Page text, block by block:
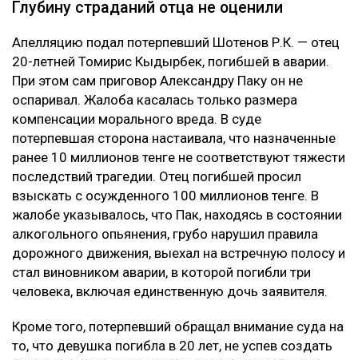
Глубину страданий отца не оценили
Апелляцию подал потерпевший Шотенов Р.К. — отец
20-летней Томирис Кыдырбек, погибшей в аварии.
При этом сам приговор Александру Паку он не
оспаривал. Жалоба касалась только размера
компенсации морального вреда. В суде
потерпевшая сторона настаивала, что назначенные
ранее 10 миллионов тенге не соответствуют тяжести
последствий трагедии. Отец погибшей просил
взыскать с осужденного 100 миллионов тенге. В
жалобе указывалось, что Пак, находясь в состоянии
алкогольного опьянения, грубо нарушил правила
дорожного движения, выехал на встречную полосу и
стал виновником аварии, в которой погибли три
человека, включая единственную дочь заявителя.
Кроме того, потерпевший обращал внимание суда на
то, что девушка погибла в 20 лет, не успев создать